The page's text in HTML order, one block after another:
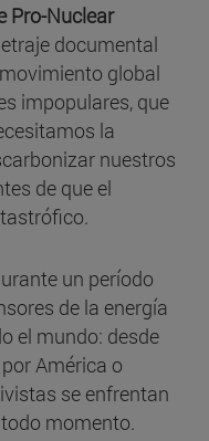
Pro-Nuclear
documental
global
impopulares, que
la
nuestros
de que el
un período
de la energía
el mundo: desde
América o
se enfrentan
momento.